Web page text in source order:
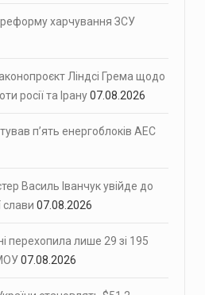
реформу харчування ЗСУ
Ліндсі Грема щодо
росії та Ірану07.08.2026
п’ять енергоблоків АЕС
Василь Іванчук увійде до
слави 07.08.2026
перехопила лише 29 зі 195
07.08.2026